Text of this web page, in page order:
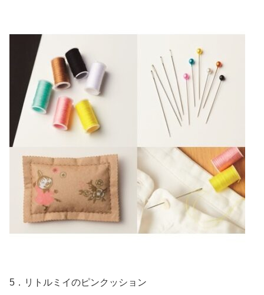
5．リトルミイのピンクッション